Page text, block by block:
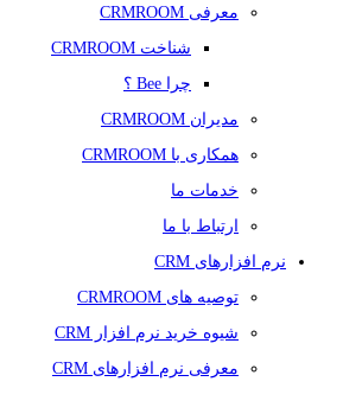
معرفی CRMROOM
شناخت CRMROOM
چرا Bee ؟
مدیران CRMROOM
همکاری با CRMROOM
خدمات ما
ارتباط با ما
نرم افزارهای CRM
توصیه های CRMROOM
شیوه خرید نرم افزار CRM
معرفی نرم افزارهای CRM